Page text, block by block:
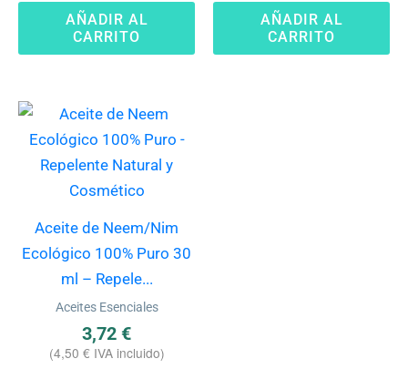
AÑADIR AL
CARRITO
AÑADIR AL
CARRITO
Aceite de Neem/Nim
Ecológico 100% Puro 30
ml – Repele...
Aceites Esenciales
3,72 €
(4,50 € IVA incluido)